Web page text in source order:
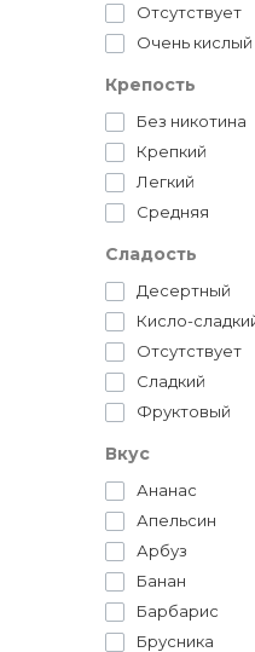
Отсутствует
Очень кислый
Крепость
Без никотина
Крепкий
Легкий
Средняя
Сладость
Десертный
Кисло-
Отсутствует
Сладкий
Фруктовый
Вкус
Ананас
Апельсин
Арбуз
Банан
Барбарис
Брусника